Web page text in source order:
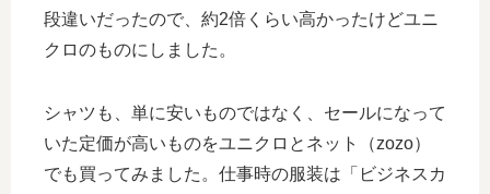
段違いだったので、約2倍くらい高かったけどユニ
クロのものにしました。
シャツも、単に安いものではなく、セールになって
いた定価が高いものをユニクロとネット（zozo）
でも買ってみました。仕事時の服装は「ビジネスカ